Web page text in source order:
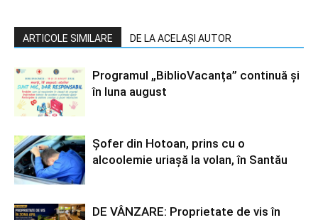
ARTICOLE SIMILARE DE LA ACELAȘI AUTOR
Programul „BiblioVacanța” continuă și
în luna august
Șofer din Hotoan, prins cu o
alcoolemie uriașă la volan, în Santău
DE VÂNZARE: Proprietate de vis în